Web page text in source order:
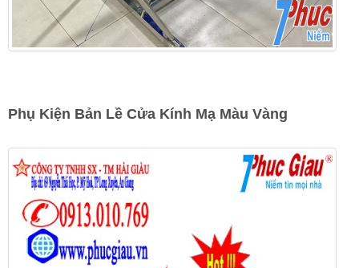
Phụ Kiện Bản Lề Cửa Kính Mạ Màu Vàng